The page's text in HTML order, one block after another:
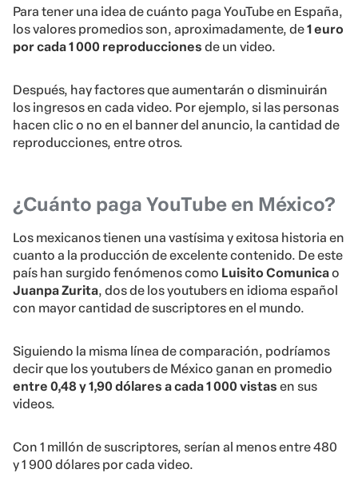
Para tener una idea de cuánto paga YouTube en España,
los valores promedios son, aproximadamente, de1 euro
por cada 1 000 reproducciones de un video.
Después, hay factores que aumentarán o disminuirán
los ingresos en cada video. Por ejemplo, si las personas
hacen clic o no en el banner del anuncio, la cantidad de
reproducciones, entre otros.
¿Cuánto paga YouTube en México?
Los mexicanos tienen una vastísima y exitosa historia en
cuanto a la producción de excelente contenido. De este
país han surgido fenómenos como Luisito Comunicao
Juanpa Zurita, dos de los youtubers en idioma español
con mayor cantidad de suscriptores en el mundo.
Siguiendo la misma línea de comparación, podríamos
decir que los youtubers de México ganan en promedio
entre 0,48 y 1,90 dólares a cada 1 000 vistas en sus
videos.
Con 1 millón de suscriptores, serían al menos entre 480
y 1 900 dólares por cada video.